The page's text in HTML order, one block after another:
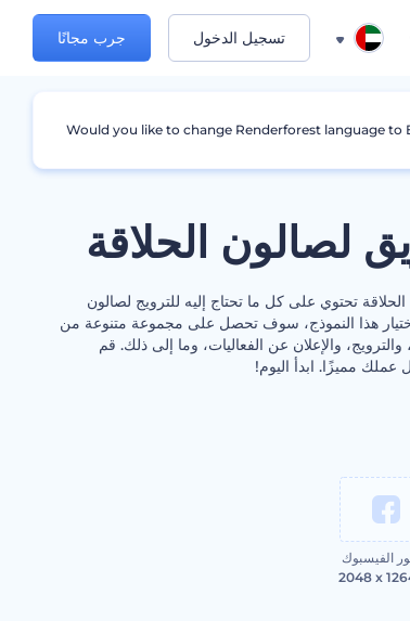
تسجيل الدخول جرب مجانًا
لصالون الحلاقة
تحتوي على كل ما تحتاج إليه للترويج لصالون
هذا النموذج، سوف تحصل على مجموعة متنوعة من
والإعلان عن الفعاليات، وما إلى ذلك. قم
مميزًا. ابدأ اليوم!
الفيسبوك
2048 x
Would you like to change Renderforest language to